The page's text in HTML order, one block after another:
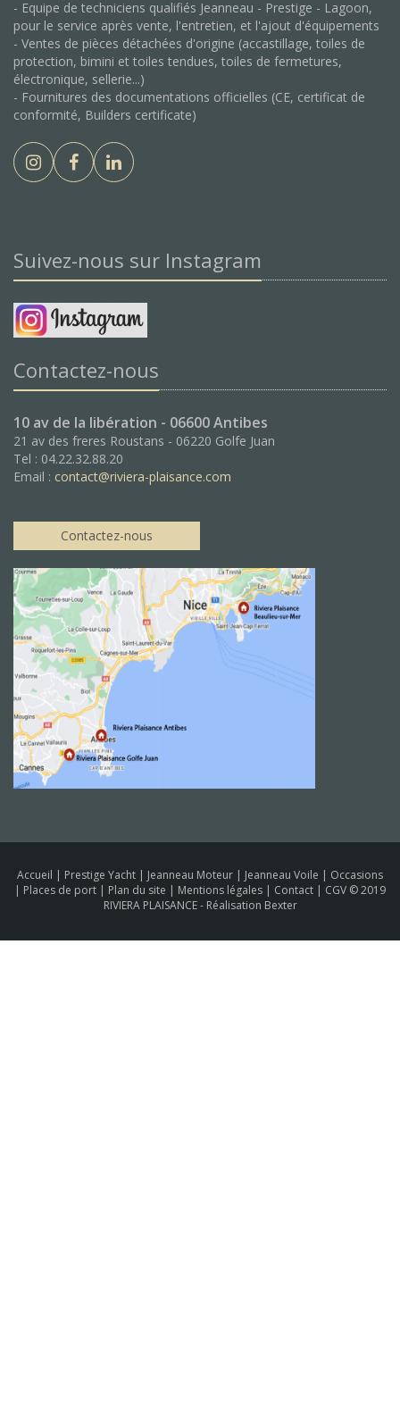
- Equipe de techniciens qualifiés Jeanneau - Prestige - Lagoon,
pour le service après vente, l'entretien, et l'ajout d'équipements
- Ventes de pièces détachées d'origine (accastillage, toiles de
protection, bimini et toiles tendues, toiles de fermetures,
électronique, sellerie...)
- Fournitures des documentations officielles (CE, certificat de
conformité, Builders certificate)
Suivez-nous sur Instagram
Contactez-nous
10 av de la libération - 06600 Antibes
21 av des freres Roustans - 06220 Golfe Juan
Tel : 04.22.32.88.20
Email : contact@riviera-plaisance.com
Contactez-nous
Accueil | Prestige Yacht | Jeanneau Moteur | Jeanneau Voile | Occasions
| Places de port | Plan du site | Mentions légales | Contact | CGV © 2019
RIVIERA PLAISANCE - Réalisation Bexter